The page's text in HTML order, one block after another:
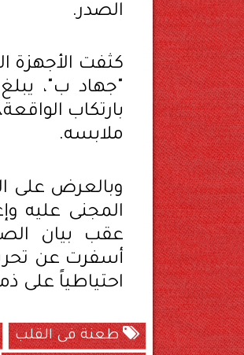
الصدر.
كثفت الأجهزة
بارتكاب
ملابسه.
وبالعرض على
المجنى عليه
عقب بيان
احتياطياً على
طعنة فى القلب